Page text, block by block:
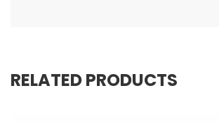
RELATED PRODUCTS